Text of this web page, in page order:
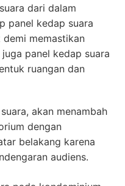
dari dalam
panel kedap suara
memastikan
panel kedap suara
ruangan dan
akan menambah
dengan
belakang karena
audiens.